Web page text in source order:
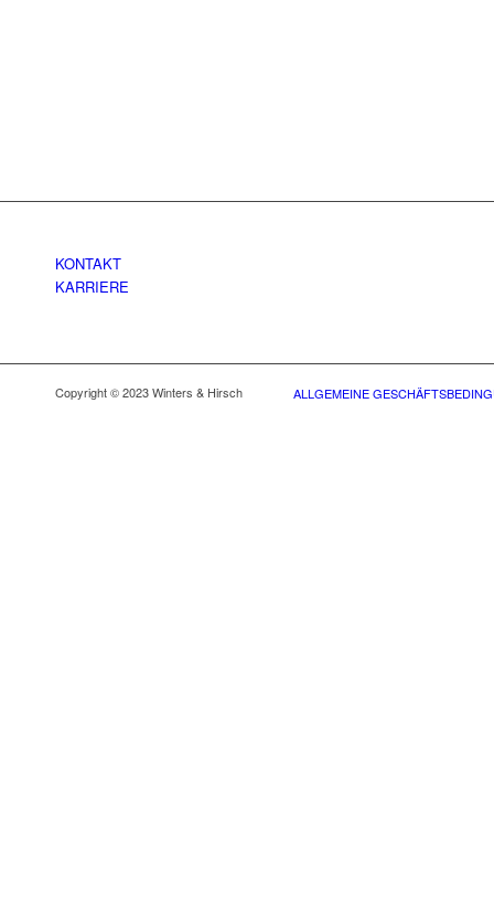
KONTAKT
KARRIERE
Copyright © 2023 Winters & Hirsch ALLGEMEINE